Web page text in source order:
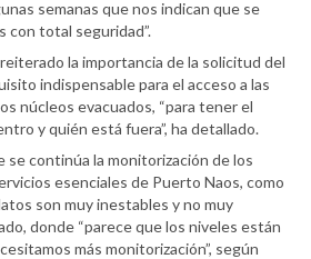
semanas que nos indican que se
con total seguridad”.
la importancia de la solicitud del
indispensable para el acceso a las
núcleos evacuados, “para tener el
y quién está fuera”, ha detallado.
se continúa la monitorización de los
esenciales de Puerto Naos, como
son muy inestables y no muy
donde “parece que los niveles están
más monitorización”, según